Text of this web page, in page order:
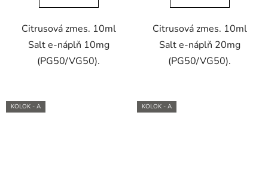
Citrusová zmes. 10ml
Salt e-náplň 10mg
(PG50/VG50).
Citrusová zmes. 10ml
Salt e-náplň 20mg
(PG50/VG50).
KOLOK - A KOLOK - A